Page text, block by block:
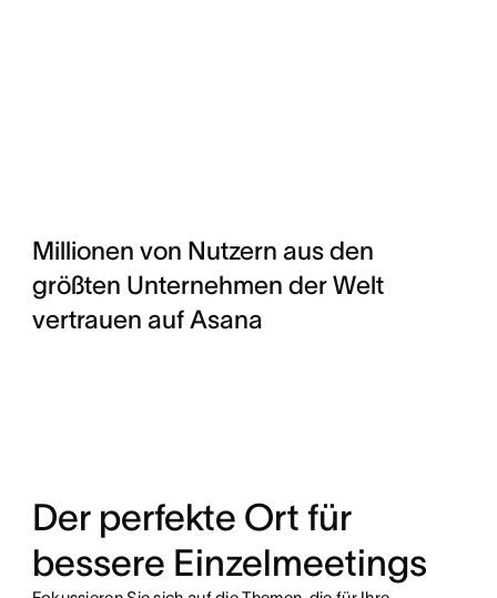
Millionen von Nutzern aus den
größten Unternehmen der Welt
vertrauen auf Asana
Der perfekte Ort für
bessere Einzelmeetings